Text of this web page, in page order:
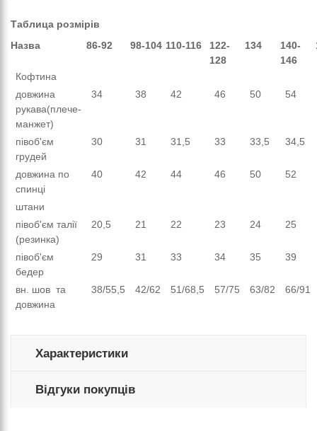
Таблица розмірів
Назва
86-92 98-104 110-116
122-
128
134
140-
146
Кофтина
довжина
рукава(плече-
манжет)
34 38 42 46 50 54
півоб'єм
грудей
30 31 31,5 33 33,5 34,5
довжина по
спинці
40 42 44 46 50 52
штани
півоб'єм талії
(резинка)
20,5 21 22 23 24 25
півоб'єм
бедер
29 31 33 34 35 39
вн. шов та
довжина
38/55,5 42/62 51/68,5 57/75 63/82 66/91
Характеристики
Відгуки покупців